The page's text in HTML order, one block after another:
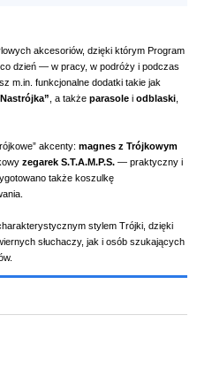
akcesoriów, dzięki którym Program
dzień — w pracy, w podróży i podczas
m.in. funkcjonalne dodatki takie jak
, a także parasole i odblaski
akcenty: magnes z Trójkowym
zegarek S.T.A.M.P.S. — praktyczny i
także koszulkę
stylem Trójki, dzięki
słuchaczy, jak i osób szukających